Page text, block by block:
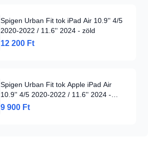
Spigen Urban Fit tok iPad Air 10.9'' 4/5
2020-2022 / 11.6'' 2024 - zöld
12 200 Ft
Spigen Urban Fit tok Apple iPad Air
10.9'' 4/5 2020-2022 / 11.6'' 2024 -
rózsaszín
9 900 Ft